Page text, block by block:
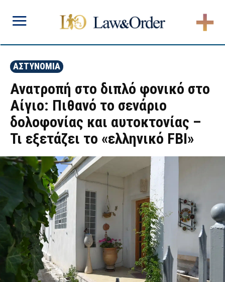
ΑΣΤΥΝΟΜΙΑ
Ανατροπή στο διπλό φονικό στο
Αίγιο: Πιθανό το σενάριο
δολοφονίας και αυτοκτονίας –
Τι εξετάζει το «ελληνικό FBI»